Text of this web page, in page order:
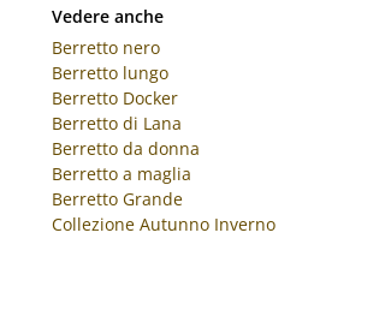
Vedere anche
Berretto nero
Berretto lungo
Berretto Docker
Berretto di Lana
Berretto da donna
Berretto a maglia
Berretto Grande
Collezione Autunno Inverno